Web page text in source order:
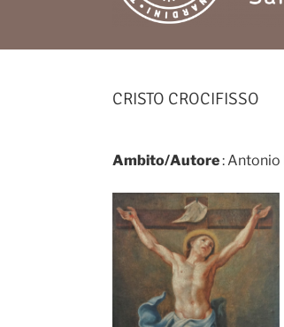
Fondazione
Bernardino
CRISTO CROCIFISSO
Ambito/Autore: Antonio